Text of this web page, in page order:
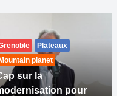
Plateaux
Mountain planet
sur la
pour